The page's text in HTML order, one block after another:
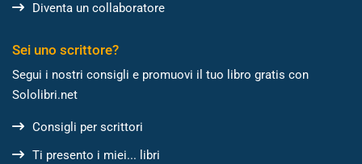
Diventa un collaboratore
Sei uno scrittore?
Segui i nostri consigli e promuovi il tuo libro gratis con
Sololibri.net
Consigli per scrittori
Ti presento i miei... libri